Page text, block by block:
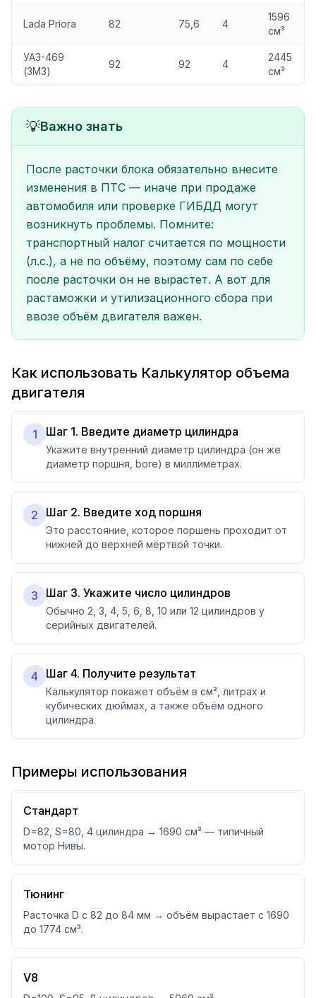
Lada Priora 82 75,6 4
1596
см³
УАЗ-469
(ЗМЗ)
92 92 4
2445
см³
💡Важно знать
После расточки блока обязательно внесите
изменения в ПТС — иначе при продаже
автомобиля или проверке ГИБДД могут
возникнуть проблемы. Помните:
транспортный налог считается по мощности
(л.с.), а не по объёму, поэтому сам по себе
после расточки он не вырастет. А вот для
растаможки и утилизационного сбора при
ввозе объём двигателя важен.
Как использовать Калькулятор объема
двигателя
1 Шаг 1. Введите диаметр цилиндра
Укажите внутренний диаметр цилиндра (он же
диаметр поршня, bore) в миллиметрах.
2 Шаг 2. Введите ход поршня
Это расстояние, которое поршень проходит от
нижней до верхней мёртвой точки.
3 Шаг 3. Укажите число цилиндров
Обычно 2, 3, 4, 5, 6, 8, 10 или 12 цилиндров у
серийных двигателей.
4 Шаг 4. Получите результат
Калькулятор покажет объём в см³, литрах и
кубических дюймах, а также объём одного
цилиндра.
Примеры использования
Стандарт
D=82, S=80, 4 цилиндра → 1690 см³ — типичный
мотор Нивы.
Тюнинг
Расточка D с 82 до 84 мм → объём вырастает с 1690
до 1774 см³.
V8